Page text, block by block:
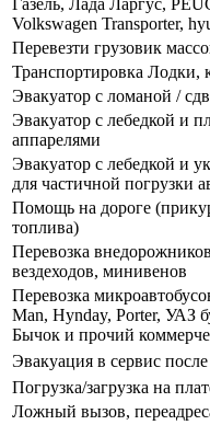
Газель, Лада Ларгус,
Volkswagen Transporter,
Перевезти грузовик
Транспортировка Лодки,
Эвакуатор c ломаной /
Эвакуатор с лебедкой и
аппарелями
Эвакуатор с лебедкой и
для частичной погрузки
Помощь на дороге
топлива)
Перевозка
вездеходов, минивенов
Перевозка
Man, Hynday, Porter, УАЗ
Бычок и прочий
Эвакуация в сервис
Погрузка/загрузка на
Ложный вызов,